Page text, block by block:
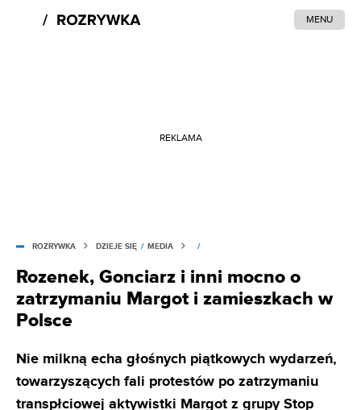
MENU
REKLAMA
ROZRYWKA DZIEJE SIĘ / MEDIA /
Rozenek, Gonciarz i inni mocno o
zatrzymaniu Margot i zamieszkach w
Polsce
Nie milkną echa głośnych piątkowych wydarzeń,
towarzyszących fali protestów po zatrzymaniu
transpłciowej aktywistki Margot z grupy Stop